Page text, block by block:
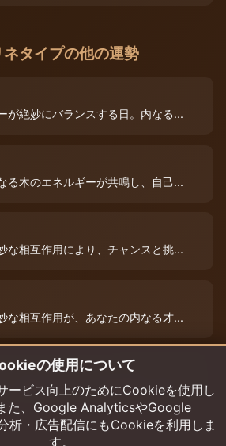
ネタイプの他の運勢
が絶妙にバランスする日。内なる...
る木のエネルギーが共鳴し、自己...
な相互作用により、チャンスと挑...
な相互作用が、あなたの内なる才...
、成長エネルギーが絶好調！まる...
の使用について
ービス向上のためにCookieを使用し
た、Google AnalyticsやGoogle
析・広告配信にもCookieを利用しま
す。